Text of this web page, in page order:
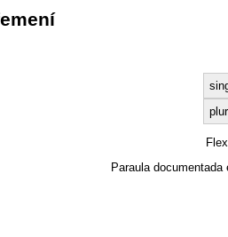
Paraula